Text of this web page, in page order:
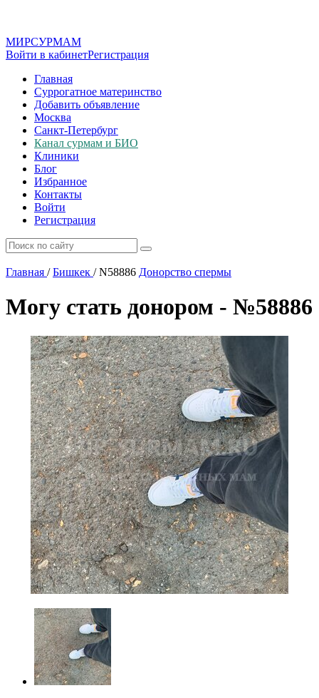
МИРСУРМАМ
Войти в кабинетРегистрация
Главная
Суррогатное материнство
Добавить объявление
Москва
Санкт-Петербург
Канал сурмам и БИО
Клиники
Блог
Избранное
Контакты
Войти
Регистрация
Главная / Бишкек /N58886 Донорство спермы
Могу стать донором - №58886